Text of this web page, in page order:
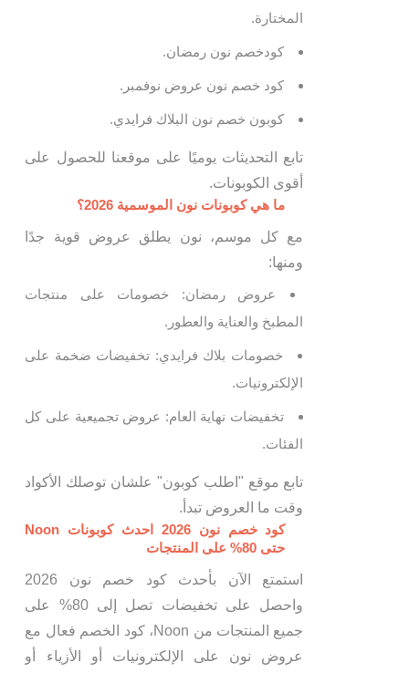
المختارة.
كودخصم نون رمضان.
كود خصم نون عروض نوفمبر.
كوبون خصم نون البلاك فرايدي.
تابع التحديثات يوميًا على موقعنا للحصول على
أقوى الكوبونات.
ما هي كوبونات نون الموسمية 2026؟
مع كل موسم، نون يطلق عروض قوية جدًا
ومنها:
عروض رمضان: خصومات على منتجات
المطبخ والعناية والعطور.
خصومات بلاك فرايدي: تخفيضات ضخمة على
الإلكترونيات.
تخفيضات نهاية العام: عروض تجميعية على كل
الفئات.
تابع موقع "اطلب كوبون" علشان توصلك الأكواد
وقت ما العروض تبدأ.
كود خصم نون 2026 احدث كوبونات Noon
حتى 80% على المنتجات
استمتع الآن بأحدث كود خصم نون 2026
واحصل على تخفيضات تصل إلى 80% على
جميع المنتجات من Noon، كود الخصم فعال مع
عروض نون على الإلكترونيات أو الأزياء أو